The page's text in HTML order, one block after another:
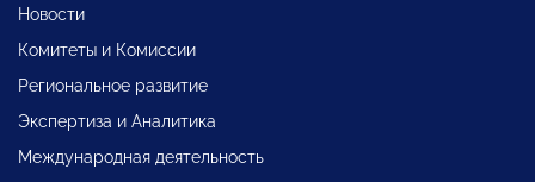
Новости
Комитеты и Комиссии
Региональное развитие
Экспертиза и Аналитика
Международная деятельность